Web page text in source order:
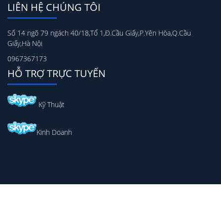
LIÊN HỆ CHÚNG TÔI
Số 14 ngõ 79 ngách 40/18,Tổ 1,Đ.Cầu Giấy,P.Yên Hòa,Q.Cầu
Giấy,Hà Nội
0967367173
HỖ TRỢ TRỰC TUYẾN
Kỹ Thuật
Kinh Doanh